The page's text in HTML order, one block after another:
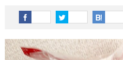
その他英語関連
旅行関連あれこれ